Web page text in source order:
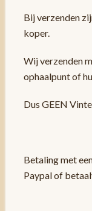
Bij verzenden
koper.
Wij verzenden
ophaalpunt of
Dus GEEN
Betaling met
Paypal of